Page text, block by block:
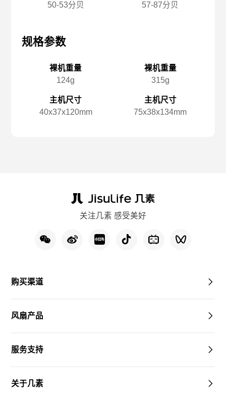
50-53分贝
规格参数
裸机重量
124g
主机尺寸
40x️37x️120mm
57-87分贝
裸机重量
315g
主机尺寸
75x️38x️134mm
关注几素 感受美好
购买渠道
风扇产品
服务支持
关于几素